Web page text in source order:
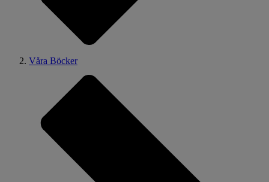
Våra Böcker